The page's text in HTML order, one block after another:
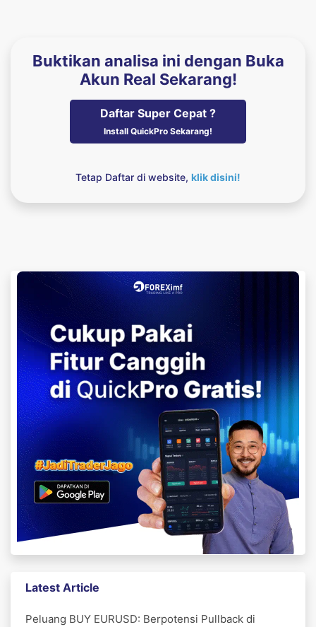
Buktikan analisa ini dengan Buka
Akun Real Sekarang!
Daftar Super Cepat ?
Install QuickPro Sekarang!
Tetap Daftar di website, klik disini!
Latest Article
Peluang BUY EURUSD: Berpotensi Pullback di